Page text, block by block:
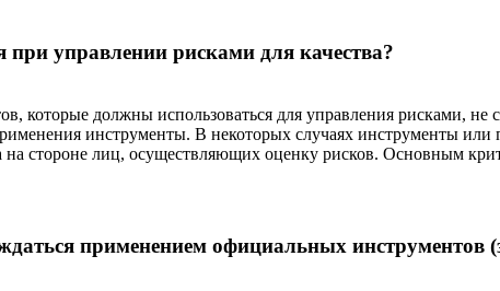
при управлении рисками для качества?
которые должны использоваться для управления рисками,
инструменты. В некоторых случаях инструменты
на стороне лиц, осуществляющих оценку рисков. Основным
применением официальных инструментов